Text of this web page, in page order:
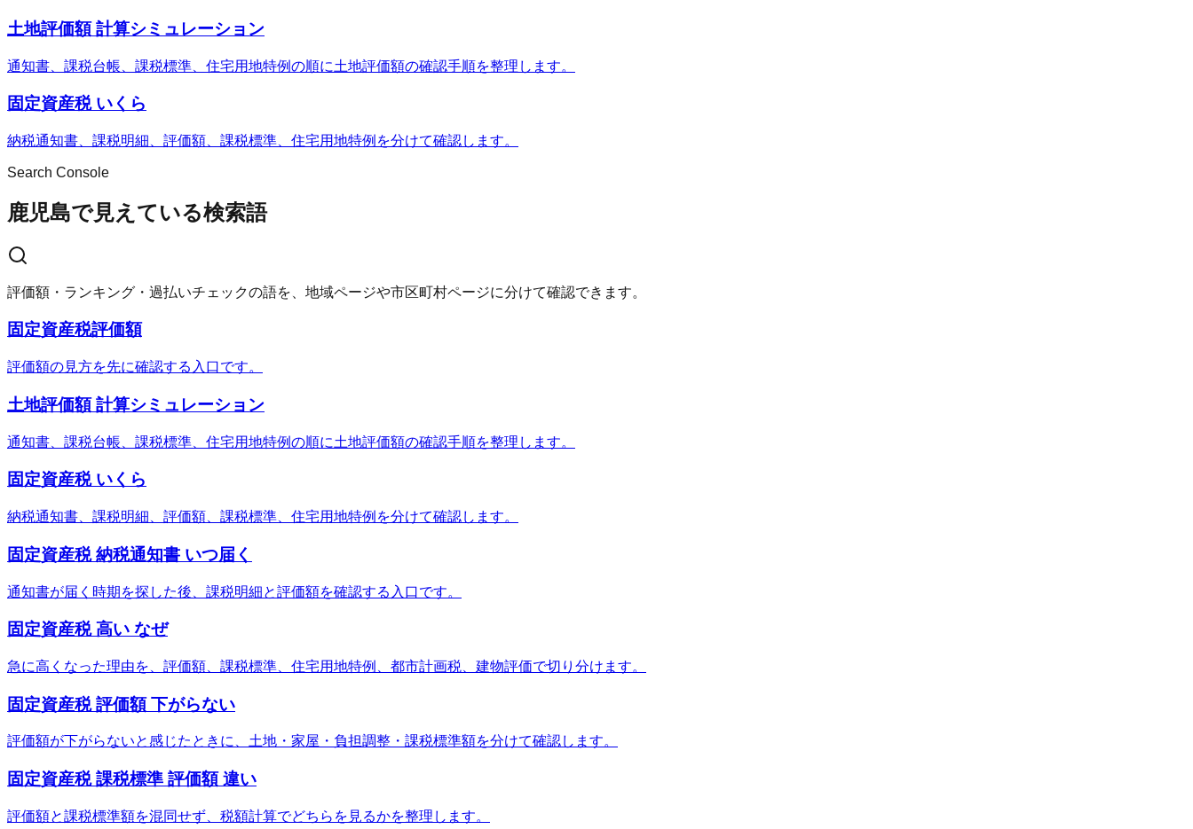
土地評価額 計算シミュレーション
通知書、課税台帳、課税標準、住宅用地特例の順に土地評価額の確認手順を整理します。
固定資産税 いくら
納税通知書、課税明細、評価額、課税標準、住宅用地特例を分けて確認します。
Search Console
鹿児島で見えている検索語
評価額・ランキング・過払いチェックの語を、地域ページや市区町村ページに分けて確認できます。
固定資産税評価額
評価額の見方を先に確認する入口です。
土地評価額 計算シミュレーション
通知書、課税台帳、課税標準、住宅用地特例の順に土地評価額の確認手順を整理します。
固定資産税 いくら
納税通知書、課税明細、評価額、課税標準、住宅用地特例を分けて確認します。
固定資産税 納税通知書 いつ届く
通知書が届く時期を探した後、課税明細と評価額を確認する入口です。
固定資産税 高い なぜ
急に高くなった理由を、評価額、課税標準、住宅用地特例、都市計画税、建物評価で切り分けます。
固定資産税 評価額 下がらない
評価額が下がらないと感じたときに、土地・家屋・負担調整・課税標準額を分けて確認します。
固定資産税 課税標準 評価額 違い
評価額と課税標準額を混同せず、税額計算でどちらを見るかを整理します。